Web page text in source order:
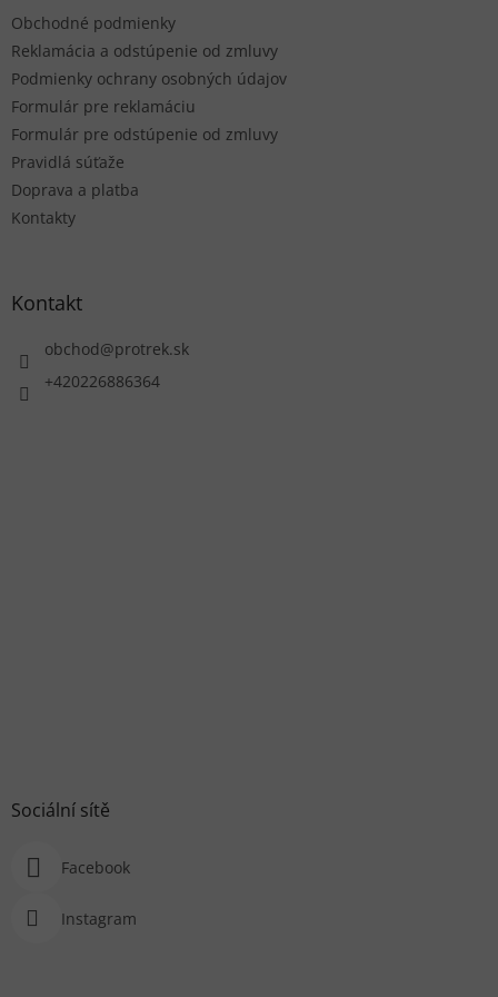
Obchodné podmienky
Reklamácia a odstúpenie od zmluvy
Podmienky ochrany osobných údajov
Formulár pre reklamáciu
Formulár pre odstúpenie od zmluvy
Pravidlá súťaže
Doprava a platba
Kontakty
Kontakt
obchod@protrek.sk
+420226886364
Sociální sítě
Facebook
Instagram